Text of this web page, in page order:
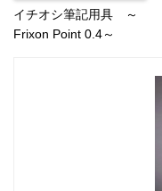
イチオシ筆記用具 ～
Frixon Point 0.4～